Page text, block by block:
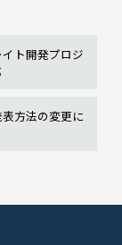
ト開発プロジ
方法の変更に